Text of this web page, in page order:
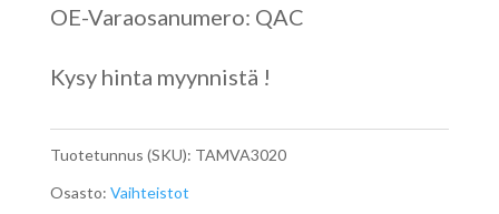
OE-Varaosanumero: QAC
Kysy hinta myynnistä !
Tuotetunnus (SKU): TAMVA3020
Osasto: Vaihteistot